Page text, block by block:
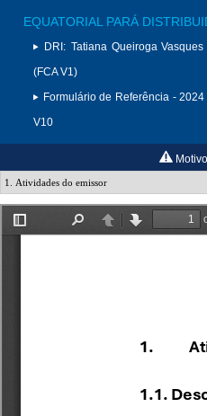
EQUATORIAL PARÁ
DRI: Tatiana Queiroga Vasques
(FCA V1)
Formulário de Referência - 2024
V10